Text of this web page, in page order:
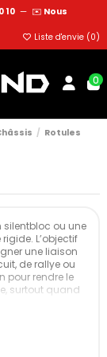
10 — ✉️ Nous
Liste d'envie (0)
0
Rotules
silentbloc ou une
L’objectif
une liaison
de rallye ou
pour rendre le
surtout quand
C’est normal
de contrôle.